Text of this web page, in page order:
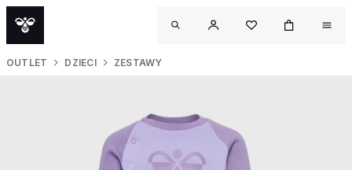
OUTLET DZIECI ZESTAWY